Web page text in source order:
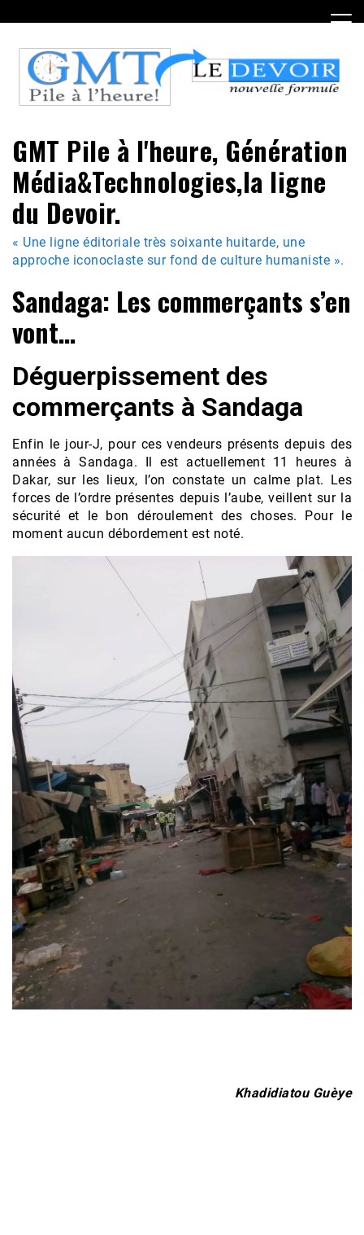
to
content
GMT Pile à l'heure, Génération
Média&Technologies,la ligne
du Devoir.
« Une ligne éditoriale très soixante huitarde, une
approche iconoclaste sur fond de culture humaniste ».
Sandaga: Les commerçants s’en
vont…
Déguerpissement des
commerçants à Sandaga
Enfin le jour-J, pour ces vendeurs présents depuis des
années à Sandaga. Il est actuellement 11 heures à
Dakar, sur les lieux, l’on constate un calme plat. Les
forces de l’ordre présentes depuis l’aube, veillent sur la
sécurité et le bon déroulement des choses. Pour le
moment aucun débordement est noté.
Khadidiatou Guèye